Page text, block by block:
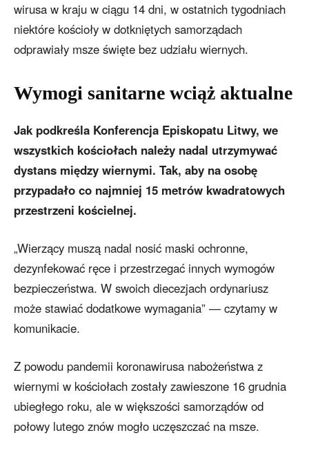
wirusa w kraju w ciągu 14 dni, w ostatnich tygodniach
niektóre kościoły w dotkniętych samorządach
odprawiały msze święte bez udziału wiernych.
Wymogi sanitarne wciąż aktualne
Jak podkreśla Konferencja Episkopatu Litwy, we
wszystkich kościołach należy nadal utrzymywać
dystans między wiernymi. Tak, aby na osobę
przypadało co najmniej 15 metrów kwadratowych
przestrzeni kościelnej.
„Wierzący muszą nadal nosić maski ochronne,
dezynfekować ręce i przestrzegać innych wymogów
bezpieczeństwa. W swoich diecezjach ordynariusz
może stawiać dodatkowe wymagania” — czytamy w
komunikacie.
Z powodu pandemii koronawirusa nabożeństwa z
wiernymi w kościołach zostały zawieszone 16 grudnia
ubiegłego roku, ale w większości samorządów od
połowy lutego znów mogło uczęszczać na msze.